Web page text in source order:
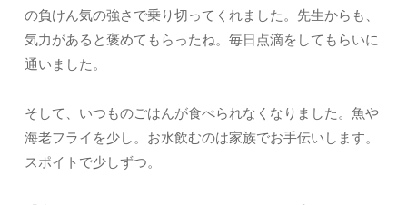
の負けん気の強さで乗り切ってくれました。先生からも、
気力があると褒めてもらったね。毎日点滴をしてもらいに
通いました。
そして、いつものごはんが食べられなくなりました。魚や
海老フライを少し。お水飲むのは家族でお手伝いします。
スポイトで少しずつ。